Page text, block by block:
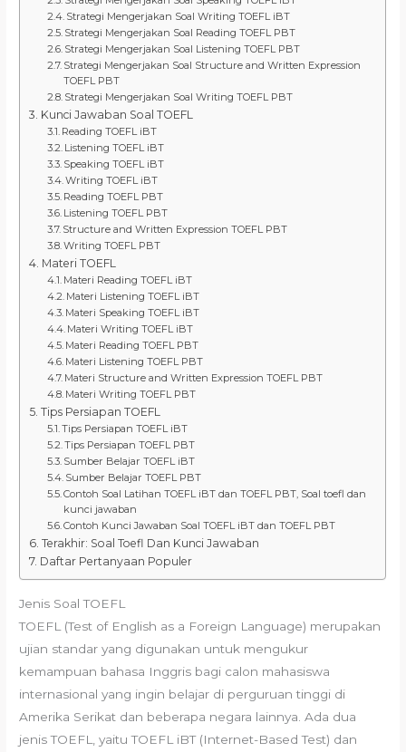
Strategi Mengerjakan Soal Writing TOEFL iBT
Strategi Mengerjakan Soal Reading TOEFL PBT
Strategi Mengerjakan Soal Listening TOEFL PBT
Strategi Mengerjakan Soal Structure and Written Expression
TOEFL PBT
Strategi Mengerjakan Soal Writing TOEFL PBT
Kunci Jawaban Soal TOEFL
Reading TOEFL iBT
Listening TOEFL iBT
Speaking TOEFL iBT
Writing TOEFL iBT
Reading TOEFL PBT
Listening TOEFL PBT
Structure and Written Expression TOEFL PBT
Writing TOEFL PBT
Materi TOEFL
Materi Reading TOEFL iBT
Materi Listening TOEFL iBT
Materi Speaking TOEFL iBT
Materi Writing TOEFL iBT
Materi Reading TOEFL PBT
Materi Listening TOEFL PBT
Materi Structure and Written Expression TOEFL PBT
Materi Writing TOEFL PBT
Tips Persiapan TOEFL
Tips Persiapan TOEFL iBT
Tips Persiapan TOEFL PBT
Sumber Belajar TOEFL iBT
Sumber Belajar TOEFL PBT
Contoh Soal Latihan TOEFL iBT dan TOEFL PBT, Soal toefl dan
kunci jawaban
Contoh Kunci Jawaban Soal TOEFL iBT dan TOEFL PBT
Terakhir: Soal Toefl Dan Kunci Jawaban
Daftar Pertanyaan Populer
Jenis Soal TOEFL
TOEFL (Test of English as a Foreign Language) merupakan
ujian standar yang digunakan untuk mengukur
kemampuan bahasa Inggris bagi calon mahasiswa
internasional yang ingin belajar di perguruan tinggi di
Amerika Serikat dan beberapa negara lainnya. Ada dua
jenis TOEFL, yaitu TOEFL iBT (Internet-Based Test) dan